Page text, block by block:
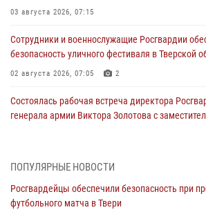
03 августа 2026, 07:15
Сотрудники и военнослужащие Росгвардии
безопасность уличного фестиваля в Тверской
02 августа 2026, 07:05 2
Состоялась рабочая встреча директора
генерала армии Виктора Золотова с
31 июля 2026, 05:42 4
Росгвардейцы в Твери приняли участие в
Дню Крещения Руси
ПОПУЛЯРНЫЕ НОВОСТИ
Росгвардейцы обеспечили безопасность при
футбольного матча в Твери